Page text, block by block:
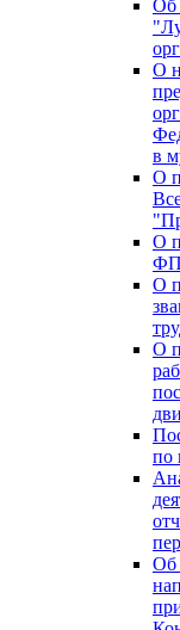
Об
О
в
О
О
О
О
по
Об